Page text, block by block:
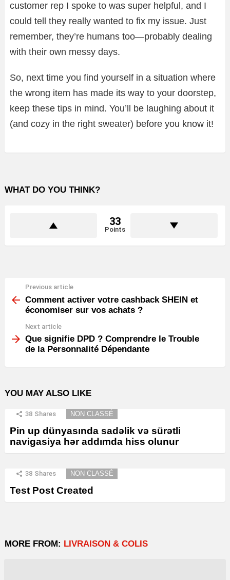
customer rep I spoke to was super helpful, and I
could tell they really wanted to fix my issue. Just
remember, they’re humans too—probably dealing
with their own messy days.
So, next time you find yourself in a situation where
the wrong item has made its way to your doorstep,
keep these tips in mind. You’ll be laughing about it
(and cozy in the right sweater) before you know it!
WHAT DO YOU THINK?
33
Points
more
Previous article
Comment activer votre cashback SHEIN et
économiser sur vos achats ?
Next article
Que signifie DPD ? Comprendre le Trouble
de la Personnalité Dépendante
YOU MAY ALSO LIKE
38 Shares NON CLASSÉ
Pin up dünyasında sadəlik və sürətli
navigasiya hər addımda hiss olunur
38 Shares NON CLASSÉ
Test Post Created
MORE FROM: LIVRAISON & COLIS